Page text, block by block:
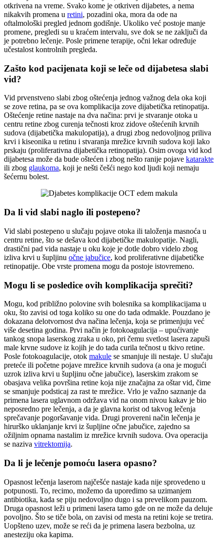
otkrivena na vreme. Svako kome je otkriven dijabetes, a nema
nikakvih promena u retini, pozadini oka, mora da ode na
oftalmološki pregled jednom godišnje. Ukoliko već postoje manje
promene, pregledi su u kraćem intervalu, sve dok se ne zaključi da
je potrebno lečenje. Posle primene terapije, očni lekar određuje
učestalost kontrolnih pregleda.
Zašto kod pacijenata koji se leče od dijabetesa slabi
vid?
Vid prvenstveno slabi zbog oštećenja jednog važnog dela oka koji
se zove retina, pa se ova komplikacija zove dijabetička retinopatija.
Oštećenje retine nastaje na dva načina: prvi je stvaranje otoka u
centru retine zbog curenja tečnosti kroz zidove oštećenih krvnih
sudova (dijabetička makulopatija), a drugi zbog nedovoljnog priliva
krvi i kiseonika u retinu i stvaranja mrežice krvnih sudova koji lako
prskaju (proliferativna dijabetička retinopatija). Osim ovoga vid kod
dijabetesa može da bude oštećen i zbog nešto ranije pojave katarakte
ili zbog glaukoma, koji je nešti češći nego kod ljudi koji nemaju
šećernu bolest.
Da li vid slabi naglo ili postepeno?
Vid slabi postepeno u slučaju pojave otoka ili taloženja masnoća u
centru retine, što se dešava kod dijabetičke makulopatije. Nagli,
drastični pad vida nastaje u oku koje je dotle dobro videlo zbog
izliva krvi u šupljinu očne jabučice, kod proliferativne dijabetičke
retinopatije. Obe vrste promena mogu da postoje istovremeno.
Mogu li se posledice ovih komplikacija sprečiti?
Mogu, kod približno polovine svih bolesnika sa komplikacijama u
oku, što zavisi od toga koliko su one do tada odmakle. Pouzdano je
dokazana delotvornost dva načina lečenja, koja se primenjuju već
više desetina godina. Prvi način je fotokoagulacija – upućivanje
tankog snopa laserskog zraka u oko, pri čemu svetlost lasera zapuši
male krvne sudove iz kojih je do tada curila tečnost u tkivo retine.
Posle fotokoagulacije, otok makule se smanjuje ili nestaje. U slučaju
preteće ili početne pojave mrežice krvnih sudova (a ona je mogući
uzrok izliva krvi u šupljinu očne jabučice), laserskim zrakom se
obasjava velika površina retine koja nije značajna za oštar vid, čime
se smanjuje podsticaj za rast te mrežice. Vrlo je važno saznanje da
primena lasera uglavnom održava vid na onom nivou kakav je bio
neposredno pre lečenja, a da je glavna korist od takvog lečenja
sprečavanje pogoršavanje vida. Drugi provereni način lečenja je
hirurško uklanjanje krvi iz šupljine očne jabučice, zajedno sa
ožiljnim opnama nastalim iz mrežice krvnih sudova. Ova operacija
se naziva vitrektomija.
Da li je lečenje pomoću lasera opasno?
Opasnost lečenja laserom najčešće nastaje kada nije sprovedeno u
potpunosti. To, recimo, možemo da uporedimo sa uzimanjem
antibiotika, kada se piju nedovoljno dugo i sa prevelikom pauzom.
Druga opasnost leži u primeni lasera tamo gde on ne može da deluje
povoljno. Što se tiče bola, on zavisi od mesta na retini koje se tretira.
Uopšteno uzev, može se reći da je primena lasera bezbolna, uz
anesteziju oka kapima.